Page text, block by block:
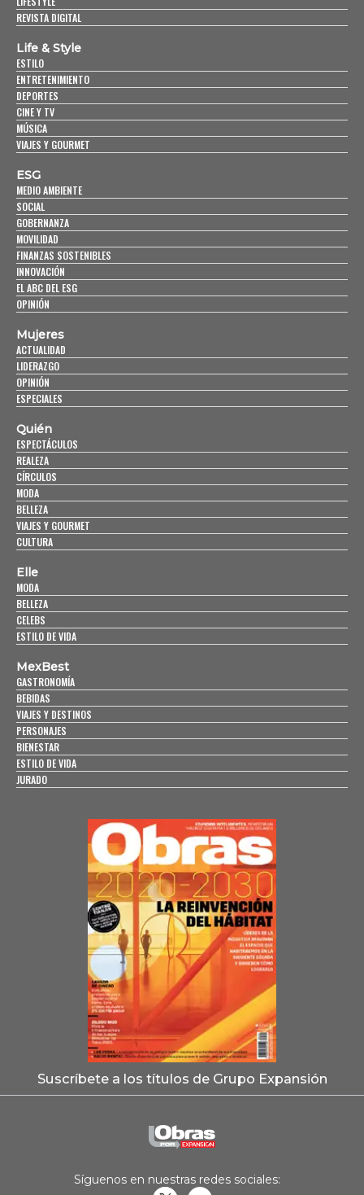
REVISTA DIGITAL
Life & Style
ESTILO
ENTRETENIMIENTO
DEPORTES
CINE Y TV
MÚSICA
VIAJES Y GOURMET
ESG
MEDIO AMBIENTE
SOCIAL
GOBERNANZA
MOVILIDAD
FINANZAS SOSTENIBLES
INNOVACIÓN
EL ABC DEL ESG
OPINIÓN
Mujeres
ACTUALIDAD
LIDERAZGO
OPINIÓN
ESPECIALES
Quién
ESPECTÁCULOS
REALEZA
CÍRCULOS
MODA
BELLEZA
VIAJES Y GOURMET
CULTURA
Elle
MODA
BELLEZA
CELEBS
ESTILO DE VIDA
MexBest
GASTRONOMÍA
BEBIDAS
VIAJES Y DESTINOS
PERSONAJES
BIENESTAR
ESTILO DE VIDA
JURADO
Suscríbete a los títulos de Grupo Expansión
Síguenos en nuestras redes sociales: